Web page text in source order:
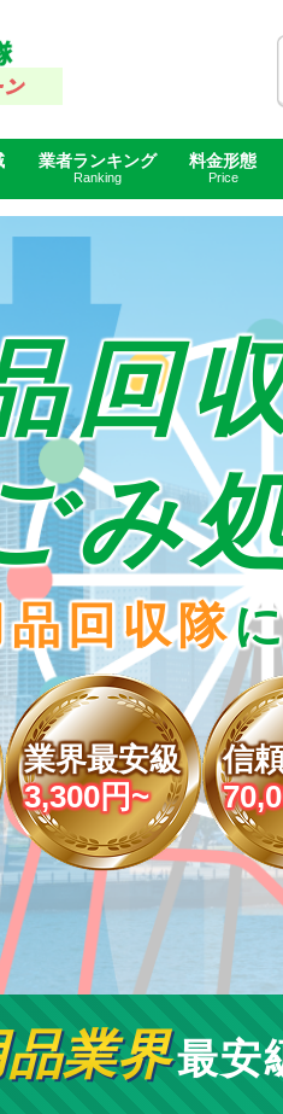
業者ランキング
Ranking
料金形態
Price
横浜市旭区の不用品・粗大ゴミ回収
回
み
回収隊
業界最安級
3,300円~
信
業界最安